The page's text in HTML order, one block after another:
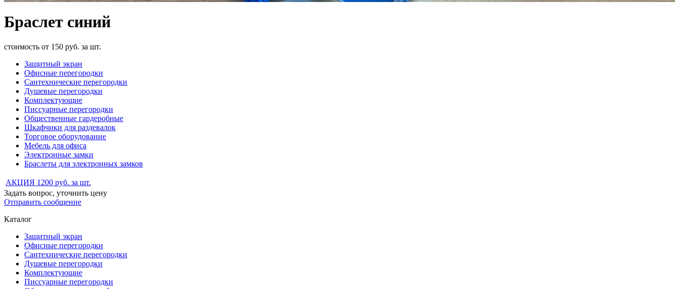
Браслет синий
стоимость от 150 руб. за шт.
Защитный экран
Офисные перегородки
Сантехнические перегородки
Душевые перегородки
Комплектующие
Писсуарные перегородки
Общественные гардеробные
Шкафчики для раздевалок
Торговое оборудование
Мебель для офиса
Электронные замки
Браслеты для электронных замков
АКЦИЯ 1200 руб. за шт.
Задать вопрос, уточнить цену
Отправить сообщение
Каталог
Защитный экран
Офисные перегородки
Сантехнические перегородки
Душевые перегородки
Комплектующие
Писсуарные перегородки